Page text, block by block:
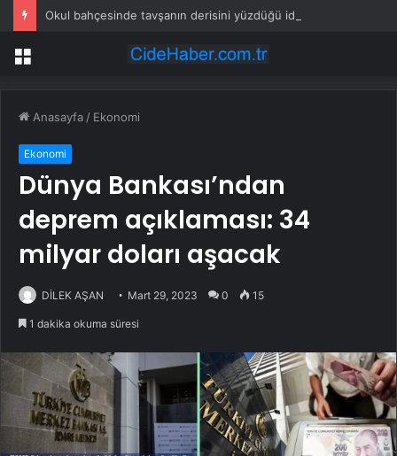
Menü
Anasayfa / Ekonomi
Ekonomi
Dünya Bankası’ndan
deprem açıklaması: 34
milyar doları aşacak
DİLEK AŞAN Mart 29, 2023 0 15
1 dakika okuma süresi